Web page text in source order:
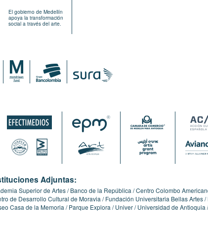
El gobierno de Medellín
apoya la transformación
social a través del arte.
Adjuntas:
Superior de Artes Banco de la República Centro Colombo
de Desarrollo Cultural de Moravia
Fundación Universitaria Bellas Artes
Casa de la Memoria
Parque Explora Univer Universidad de Antioquia